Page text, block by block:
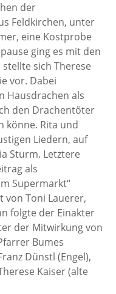
der
Feldkirchen, unter
eine Kostprobe
ging es mit den
sich Therese
vor. Dabei
Hausdrachen als
den Drachentöter
könne. Rita und
Liedern, auf
Sturm. Letztere
als
Supermarkt“
von Toni Lauerer,
folgte der Einakter
der Mitwirkung von
Bumes
Dünstl (Engel),
Kaiser (alte